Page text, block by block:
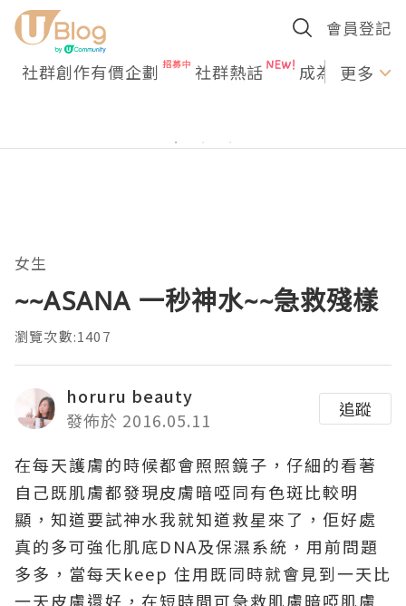
會員登記
社群創作有價企劃 社群熱話 成為U更多
女生
~~ASANA 一秒神水~~急救殘樣
瀏覽次數:1407
horuru beauty
發佈於 2016.05.11
追蹤
在每天護膚的時候都會照照鏡子，仔細的看著
自己既肌膚都發現皮膚暗啞同有色斑比較明
顯，知道要試神水我就知道救星來了，佢好處
真的多可強化肌底DNA及保濕系統，用前問題
多多，當每天keep 住用既同時就會見到一天比
一天皮膚還好，在短時間可急救肌膚暗啞肌膚